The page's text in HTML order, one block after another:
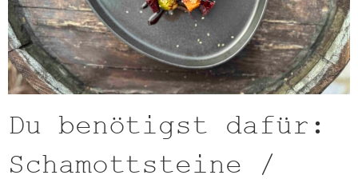
Du benötigst dafür:
Schamottsteine /